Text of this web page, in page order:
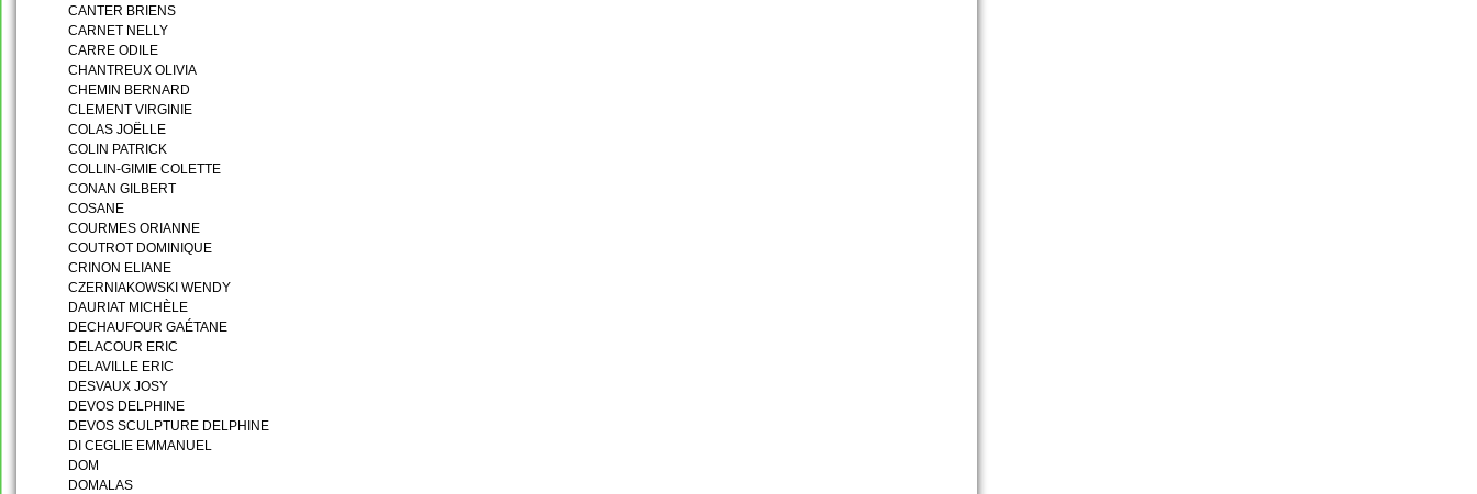
CANTER BRIENS
CARNET NELLY
CARRE ODILE
CHANTREUX OLIVIA
CHEMIN BERNARD
CLEMENT VIRGINIE
COLAS JOËLLE
COLIN PATRICK
COLLIN-GIMIE COLETTE
CONAN GILBERT
COSANE
COURMES ORIANNE
COUTROT DOMINIQUE
CRINON ELIANE
CZERNIAKOWSKI WENDY
DAURIAT MICHÈLE
DECHAUFOUR GAÉTANE
DELACOUR ERIC
DELAVILLE ERIC
DESVAUX JOSY
DEVOS DELPHINE
DEVOS SCULPTURE DELPHINE
DI CEGLIE EMMANUEL
DOM
DOMALAS